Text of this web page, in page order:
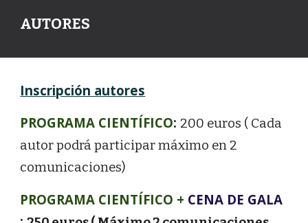
AUTORES
Inscripción autores
PROGRAMA CIENTÍFICO: 200 euros ( Cada
autor podrá participar máximo en 2
comunicaciones)
PROGRAMA CIENTÍFICO + CENA DE GALA